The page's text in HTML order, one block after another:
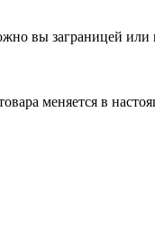
вы заграницей или
меняется в